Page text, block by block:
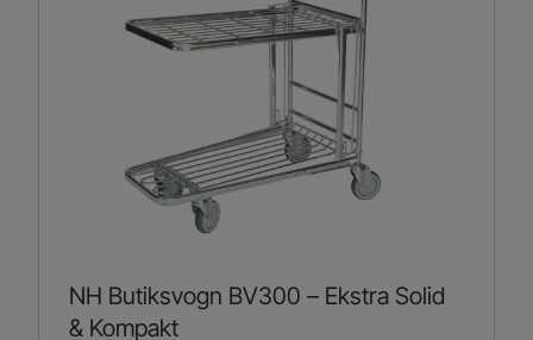
NH Butiksvogn BV300 – Ekstra Solid
& Kompakt